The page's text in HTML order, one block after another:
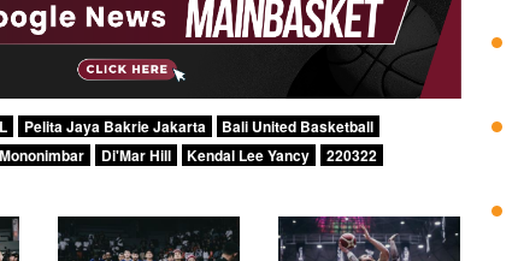
Pelita Jaya Bakrie Jakarta
Bali United Basketball
Di'Mar Hill Kendal Lee Yancy 220322